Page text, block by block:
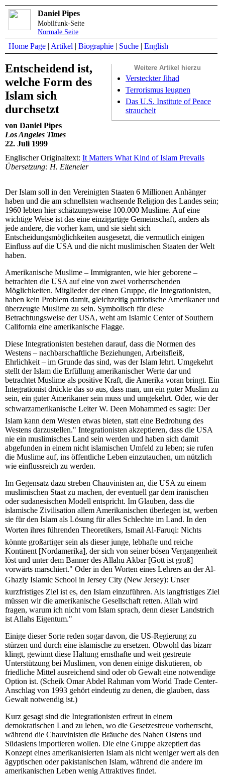
Daniel Pipes
Mobilfunk-Seite
Normale Seite
Home Page | Artikel | Biographie | Suche | English
Weitere Artikel hierzu
Versteckter Jihad
Terrorismus leugnen
Das U.S. Institute of Peace
strauchelt
Entscheidend ist,
welche Form des
Islam sich
durchsetzt
von Daniel Pipes
Los Angeles Times
22. Juli 1999
Englischer Originaltext: It Matters What Kind of Islam Prevails
Übersetzung: H. Eiteneier
Der Islam soll in den Vereinigten Staaten 6 Millionen Anhänger
haben und die am schnellsten wachsende Religion des Landes sein;
1960 lebten hier schätzungsweise 100.000 Muslime. Auf eine
wichtige Weise ist das eine einzigartige Gemeinschaft, anders als
jede andere, die vorher kam, und sie sieht sich
Entscheidungsmöglichkeiten ausgesetzt, die vermutlich einigen
Einfluss auf die USA und die nicht muslimischen Staaten der Welt
haben.
Amerikanische Muslime – Immigranten, wie hier geborene –
betrachten die USA auf eine von zwei vorherrschenden
Möglichkeiten. Mitglieder der einen Gruppe, die Integrationisten,
haben kein Problem damit, gleichzeitig patriotische Amerikaner und
überzeugte Muslime zu sein. Symbolisch für diese
Betrachtungsweise der USA, weht am Islamic Center of Southern
California eine amerikanische Flagge.
Diese Integrationisten bestehen darauf, dass die Normen des
Westens – nachbarschaftliche Beziehungen, Arbeitsfleiß,
Ehrlichkeit – im Grunde das sind, was der Islam lehrt. Umgekehrt
stellt der Islam die Erfüllung amerikanischer Werte dar und
betrachtet Muslime als positive Kraft, die Amerika voran bringt. Ein
Integrationist drückte das so aus, dass man, um ein guter Muslim zu
sein, ein guter Amerikaner sein muss und umgekehrt. Oder, wie der
schwarzamerikanische Leiter W. Deen Mohammed es sagte: Der
Islam kann dem Westen etwas bieten, statt eine Bedrohung des
Westens darzustellen." Integrationisten akzeptieren, dass die USA
nie ein muslimisches Land sein werden und haben sich damit
abgefunden in einem nicht islamischen Umfeld zu leben; sie rufen
die Muslime auf, ins öffentliche Leben einzutauchen, um nützlich
wie einflussreich zu werden.
Im Gegensatz dazu streben Chauvinisten an, die USA zu einem
muslimischen Staat zu machen, der eventuell gar dem iranischen
oder sudanesischen Modell entspricht. Im Glauben, dass die
islamische Zivilisation allem Amerikanischen überlegen ist, werben
sie für den Islam als Lösung für alles Schlechte im Land. In den
Worten ihres führenden Theoretikers, Ismail Al-Faruqi: Nichts
könnte großartiger sein als dieser junge, lebhafte und reiche
Kontinent [Nordamerika], der sich von seiner bösen Vergangenheit
löst und unter dem Banner des Allahu Akbar [Gott ist groß]
vorwärts marschiert." Oder in den Worten eines Lehrers an der Al-
Ghazly Islamic School in Jersey City (New Jersey): Unser
kurzfristiges Ziel ist es, den Islam einzuführen. Als langfristiges Ziel
müssen wir die amerikanische Gesellschaft retten. Allah wird
fragen, warum ich nicht vom Islam sprach, denn dieser Landstrich
ist Allahs Eigentum."
Einige dieser Sorte reden sogar davon, die US-Regierung zu
stürzen und durch eine islamische zu ersetzen. Obwohl das bizarr
klingt, gewinnt diese Haltung ernsthafte und weit gestreute
Unterstützung bei Muslimen, von denen einige diskutieren, ob
friedliche Mittel ausreichend sind oder ob Gewalt eine notwendige
Option ist. (Scheik Omar Abdel Rahman vom World Trade Center-
Anschlag von 1993 gehört eindeutig zu denen, die glauben, dass
Gewalt notwendig ist.)
Kurz gesagt sind die Integrationisten erfreut in einem
demokratischen Land zu leben, wo die Gesetzestreue vorherrscht,
während die Chauvinisten die Bräuche des Nahen Ostens und
Südasiens importieren wollen. Die eine Gruppe akzeptiert das
Konzept eines amerikanisierten Islam als nicht weniger wert als den
ägyptischen oder pakistanischen Islam, während die andere im
amerikanischen Leben wenig Attraktives findet.